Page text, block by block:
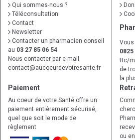
Qui sommes-nous ?
Téléconsultation
Contact
Newsletter
Contacter un pharmacien conseil
au 03 27 85 06 54
Nous contacter par e-mail
contact@aucoeurdevotresante.fr
0825
ttc/
de
la
Paiement
Au coeur de votre Santé offre un
paiement entièrement sécurisé,
quel que soit le mode de
règlement
ou